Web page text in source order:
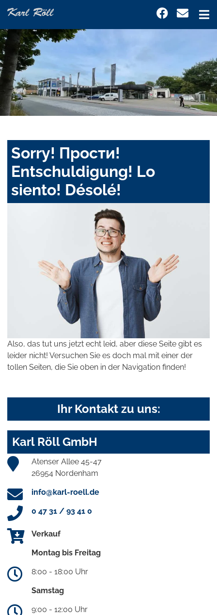
Sorry! Прости!
Entschuldigung! Lo
siento! Désolé!
Also, das tut uns jetzt echt leid, aber diese Seite gibt es
leider nicht! Versuchen Sie es doch mal mit einer der
tollen Seiten, die Sie oben in der Navigation finden!
Ihr Kontakt zu uns:
Karl Röll GmbH
Atenser Allee 45-47
26954 Nordenham
info@karl-roell.de
0 47 31 / 93 41 0
Verkauf
Montag bis Freitag
8:00 - 18:00 Uhr
Samstag
9:00 - 12:00 Uhr